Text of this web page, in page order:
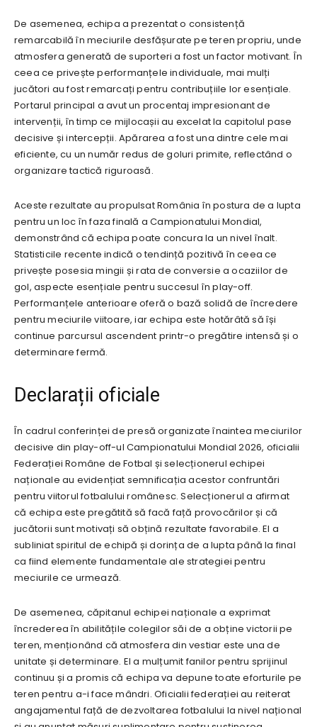
De asemenea, echipa a prezentat o consistență
remarcabilă în meciurile desfășurate pe teren propriu, unde
atmosfera generată de suporteri a fost un factor motivant. În
ceea ce privește performanțele individuale, mai mulți
jucători au fost remarcați pentru contribuțiile lor esențiale.
Portarul principal a avut un procentaj impresionant de
intervenții, în timp ce mijlocașii au excelat la capitolul pase
decisive și intercepții. Apărarea a fost una dintre cele mai
eficiente, cu un număr redus de goluri primite, reflectând o
organizare tactică riguroasă.
Aceste rezultate au propulsat România în postura de a lupta
pentru un loc în faza finală a Campionatului Mondial,
demonstrând că echipa poate concura la un nivel înalt.
Statisticile recente indică o tendință pozitivă în ceea ce
privește posesia mingii și rata de conversie a ocaziilor de
gol, aspecte esențiale pentru succesul în play-off.
Performanțele anterioare oferă o bază solidă de încredere
pentru meciurile viitoare, iar echipa este hotărâtă să își
continue parcursul ascendent printr-o pregătire intensă și o
determinare fermă.
Declarații oficiale
În cadrul conferinței de presă organizate înaintea meciurilor
decisive din play-off-ul Campionatului Mondial 2026, oficialii
Federației Române de Fotbal și selecționerul echipei
naționale au evidențiat semnificația acestor confruntări
pentru viitorul fotbalului românesc. Selecționerul a afirmat
că echipa este pregătită să facă față provocărilor și că
jucătorii sunt motivați să obțină rezultate favorabile. El a
subliniat spiritul de echipă și dorința de a lupta până la final
ca fiind elemente fundamentale ale strategiei pentru
meciurile ce urmează.
De asemenea, căpitanul echipei naționale a exprimat
încrederea în abilitățile colegilor săi de a obține victorii pe
teren, menționând că atmosfera din vestiar este una de
unitate și determinare. El a mulțumit fanilor pentru sprijinul
continuu și a promis că echipa va depune toate eforturile pe
teren pentru a-i face mândri. Oficialii federației au reiterat
angajamentul față de dezvoltarea fotbalului la nivel național